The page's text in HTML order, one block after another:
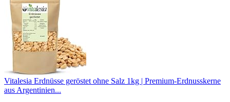
Vitalesia Erdnüsse geröstet ohne Salz 1kg | Premium-Erdnusskerne
aus Argentinien...